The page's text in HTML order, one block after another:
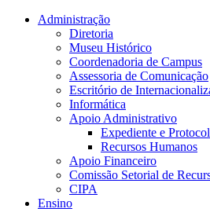
Conteúdo principal Menu principal
Administração
Diretoria
Museu Histórico
Coordenadoria de Campus
Assessoria de Comunicação
Escritório de
Informática
Apoio Administrativo
Expediente e
Recursos Humanos
Apoio Financeiro
Comissão Setorial de
CIPA
Ensino